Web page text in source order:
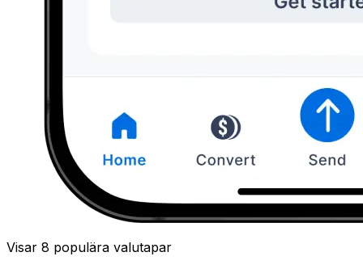
Visar 8 populära valutapar